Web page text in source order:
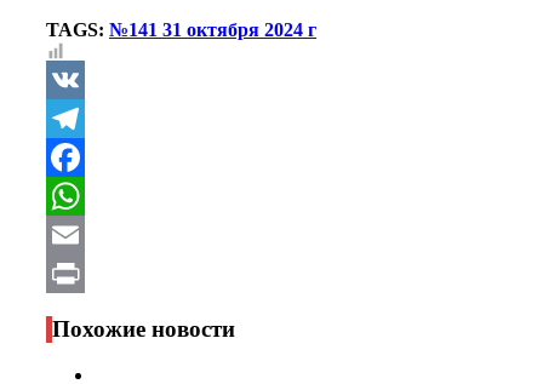
TAGS: №141 31 октября 2024 г
VK
Telegram
Facebook
WhatsApp
Email
Print
Похожие новости